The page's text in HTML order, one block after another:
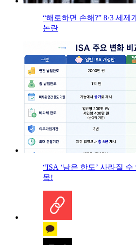
“해로하면 손해?” 8·3 세제
논란
“ISA ‘남은 한도’ 사라질
목!